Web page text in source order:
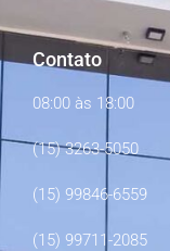
Contato
08:00 às 18:00
(15) 3263-5050
(15) 99846-6559
(15) 99711-2085